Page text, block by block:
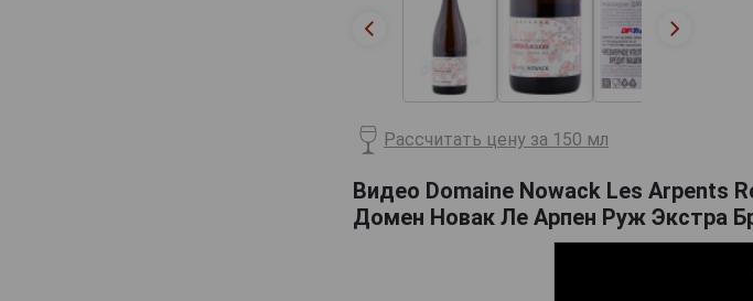
Рассчитать цену за 150 мл
Видео Domaine Nowack Les Arpents
Домен Новак Ле Арпен Руж Экстра